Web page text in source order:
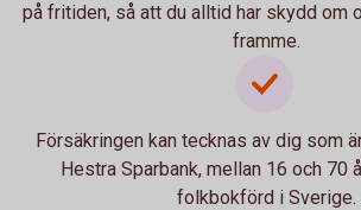
på fritiden, så att du alltid har skydd om
framme.
Försäkringen kan tecknas av dig som
Hestra Sparbank, mellan 16 och 70
folkbokförd i Sverige.